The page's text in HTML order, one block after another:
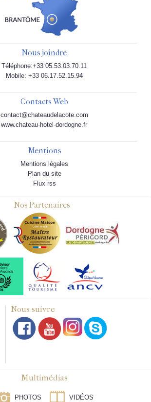
Nous joindre
Téléphone:+33 05.53.03.70.11
Mobile: +33 06.17.52.15.94
Contacts Web
contact@chateaudelacote.com
www.chateau-hotel-dordogne.fr
Mentions
Mentions légales
Plan du site
Flux rss
Nos Partenaires
Nous suivre
Multimédias
PHOTOS VIDÉOS